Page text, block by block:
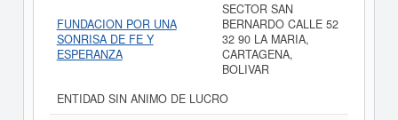
FUNDACION POR UNA
SONRISA DE FE Y
ESPERANZA
SECTOR SAN
BERNARDO CALLE 52
32 90 LA MARIA,
CARTAGENA,
BOLIVAR
ENTIDAD SIN ANIMO DE LUCRO